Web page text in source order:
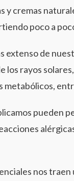
y cremas
poco a
extenso de
rayos
pueden
nos